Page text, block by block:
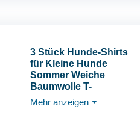
3 Stück Hunde-Shirts
für Kleine Hunde
Sommer Weiche
Baumwolle T-
Shirt,Hund Soft Tank
Top Ärmellose Weste
Mehr anzeigen ⏷